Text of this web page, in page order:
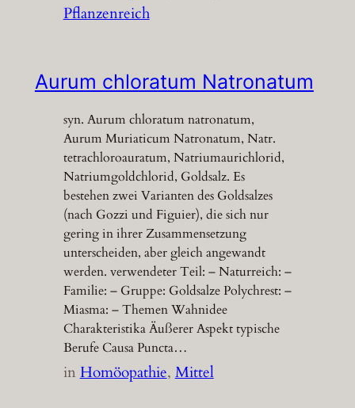
Pflanzenreich
Aurum chloratum Natronatum
syn. Aurum chloratum natronatum,
Aurum Muriaticum Natronatum, Natr.
tetrachloroauratum, Natriumaurichlorid,
Natriumgoldchlorid, Goldsalz. Es
bestehen zwei Varianten des Goldsalzes
(nach Gozzi und Figuier), die sich nur
gering in ihrer Zusammensetzung
unterscheiden, aber gleich angewandt
werden. verwendeter Teil: – Naturreich: –
Familie: – Gruppe: Goldsalze Polychrest: –
Miasma: – Themen Wahnidee
Charakteristika Äußerer Aspekt typische
Berufe Causa Puncta…
inHomöopathie, Mittel